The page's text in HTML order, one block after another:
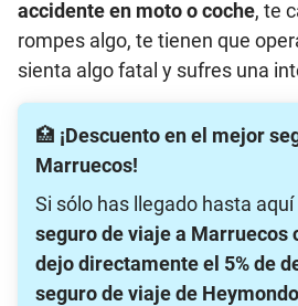
accidente en moto o coche, te
rompes algo, te tienen que
sienta algo fatal y sufres una
🏥 ¡Descuento en el mejor
Marruecos!
Si sólo has llegado hasta aquí
seguro de viaje a Marruecos
dejo directamente el 5% de
seguro de viaje de Heymondo